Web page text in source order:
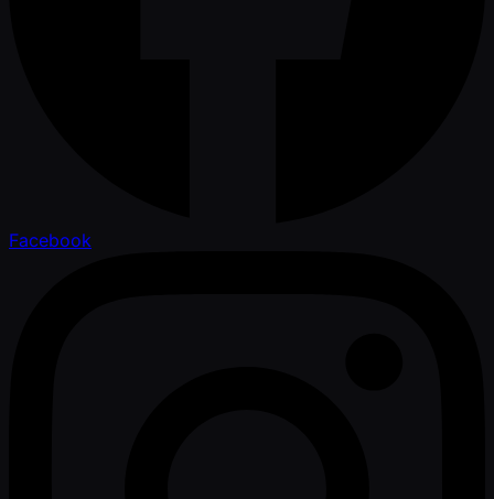
Facebook